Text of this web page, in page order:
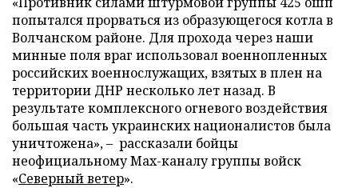
попытался прорваться из образующегося котла в
Волчанском районе. Для прохода через наши
минные поля враг использовал военнопленных
российских военнослужащих, взятых в плен на
территории ДНР несколько лет назад. В
результате комплексного огневого воздействия
большая часть украинских националистов была
уничтожена», – рассказали бойцы
неофициальному Max-каналу группы войск
«Северный ветер».